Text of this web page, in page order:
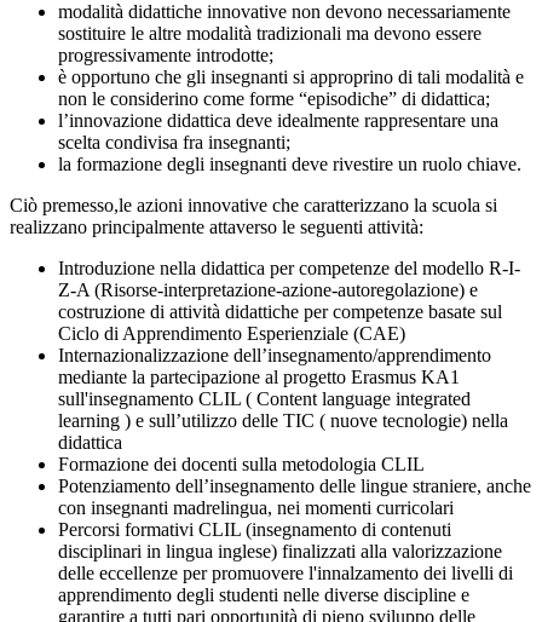
modalità didattiche innovative non devono necessariamente
sostituire le altre modalità tradizionali ma devono essere
progressivamente introdotte;
è opportuno che gli insegnanti si approprino di tali modalità e
non le considerino come forme “episodiche” di didattica;
l’innovazione didattica deve idealmente rappresentare una
scelta condivisa fra insegnanti;
la formazione degli insegnanti deve rivestire un ruolo chiave.
Ciò premesso,le azioni innovative che caratterizzano la scuola si
realizzano principalmente attaverso le seguenti attività:
Introduzione nella didattica per competenze del modello R-I-
Z-A (Risorse-interpretazione-azione-autoregolazione) e
costruzione di attività didattiche per competenze basate sul
Ciclo di Apprendimento Esperienziale (CAE)
Internazionalizzazione dell’insegnamento/apprendimento
mediante la partecipazione al progetto Erasmus KA1
sull'insegnamento CLIL ( Content language integrated
learning ) e sull’utilizzo delle TIC ( nuove tecnologie) nella
didattica
Formazione dei docenti sulla metodologia CLIL
Potenziamento dell’insegnamento delle lingue straniere, anche
con insegnanti madrelingua, nei momenti curricolari
Percorsi formativi CLIL (insegnamento di contenuti
disciplinari in lingua inglese) finalizzati alla valorizzazione
delle eccellenze per promuovere l'innalzamento dei livelli di
apprendimento degli studenti nelle diverse discipline e
garantire a tutti pari opportunità di pieno sviluppo delle